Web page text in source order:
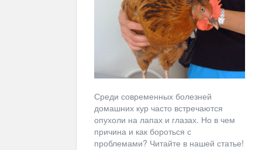
Среди современных болезней
домашних кур часто встречаются
опухоли на лапах и глазах. Но в чем
причина и как бороться с
проблемами? Читайте в нашей статье!